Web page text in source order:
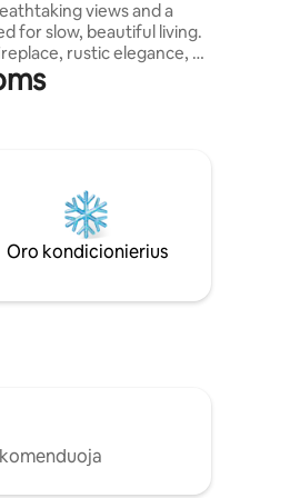
views and a
for slow, beautiful living.
rustic elegance, a
and a garden
aperitivos. Perfect for
boat trips with a
by request
(extra service).
Oro kondicionierius